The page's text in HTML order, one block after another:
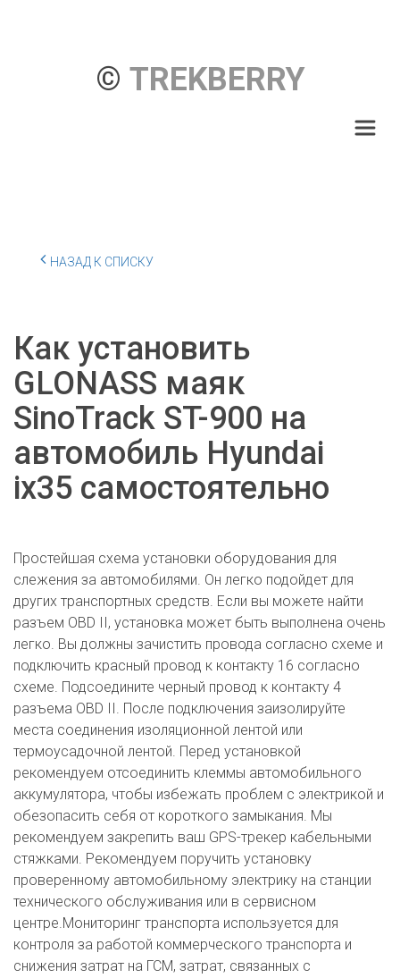
© TREKBERRY
НАЗАД К СПИСКУ
Как установить
GLONASS маяк
SinoTrack ST-900 на
автомобиль Hyundai
ix35 самостоятельно
Простейшая схема установки оборудования для
слежения за автомобилями. Он легко подойдет для
других транспортных средств. Если вы можете найти
разъем OBD II, установка может быть выполнена очень
легко. Вы должны зачистить провода согласно схеме и
подключить красный провод к контакту 16 согласно
схеме. Подсоедините черный провод к контакту 4
разъема OBD II. После подключения заизолируйте
места соединения изоляционной лентой или
термоусадочной лентой. Перед установкой
рекомендуем отсоединить клеммы автомобильного
аккумулятора, чтобы избежать проблем с электрикой и
обезопасить себя от короткого замыкания. Мы
рекомендуем закрепить ваш GPS-трекер кабельными
стяжками. Рекомендуем поручить установку
проверенному автомобильному электрику на станции
технического обслуживания или в сервисном
центре.Мониторинг транспорта используется для
контроля за работой коммерческого транспорта и
снижения затрат на ГСМ, затрат, связанных с